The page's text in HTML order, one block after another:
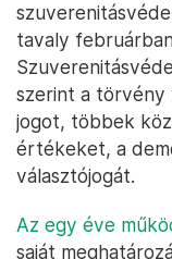
tavaly
szerint a törvény
jogot, többek
értékeket, a
választójogát.
Az egy éve
saját